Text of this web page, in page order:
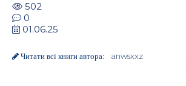
502
0
01.06.25
Читати всі книги автора: anwsxxz